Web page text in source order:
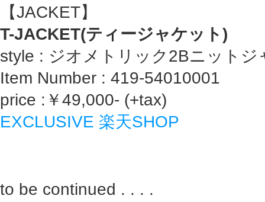
【JACKET】
T-JACKET(ティージャケット)
style : ジオメトリック2Bニットジ
Item Number : 419-54010001
price :￥49,000- (+tax)
EXCLUSIVE 楽天SHOP
to be continued . . . .